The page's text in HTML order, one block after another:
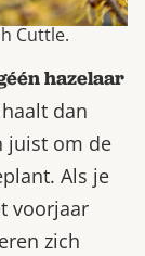
Cuttle.
hazelaar
dan
juist om de
Als je
voorjaar
zich